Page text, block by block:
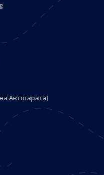
Автогарата)